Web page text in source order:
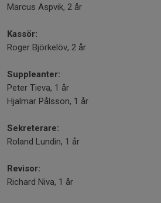
Marcus Aspvik, 2 år
Kassör:
Roger Björkelöv, 2 år
Suppleanter:
Peter Tieva, 1 år
Hjalmar Pålsson, 1 år
Sekreterare:
Roland Lundin, 1 år
Revisor:
Richard Niva, 1 år